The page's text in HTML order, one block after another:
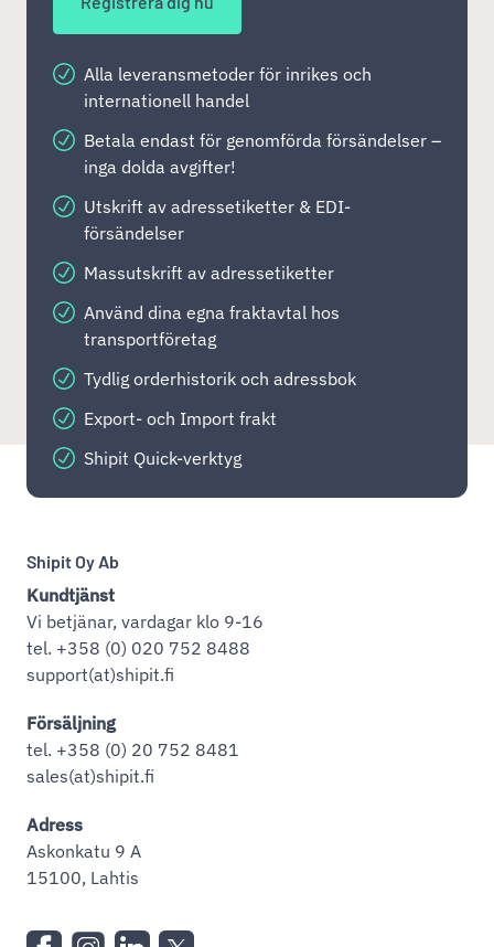
Alla leveransmetoder för inrikes och
internationell handel
Betala endast för genomförda försändelser –
inga dolda avgifter!
Utskrift av adressetiketter & EDI-
försändelser
Massutskrift av adressetiketter
Använd dina egna fraktavtal hos
transportföretag
Tydlig orderhistorik och adressbok
Export- och Import frakt
Shipit Quick-verktyg
Shipit Oy Ab
Kundtjänst
Vi betjänar, vardagar klo 9-16
tel. +358 (0) 020 752 8488
support(at)shipit.fi
Försäljning
tel. +358 (0) 20 752 8481
sales(at)shipit.fi
Adress
Askonkatu 9 A
15100, Lahtis